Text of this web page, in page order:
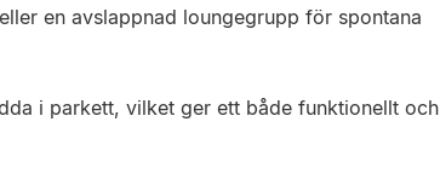
en avslappnad loungegrupp för spontana
i parkett, vilket ger ett både funktionellt och